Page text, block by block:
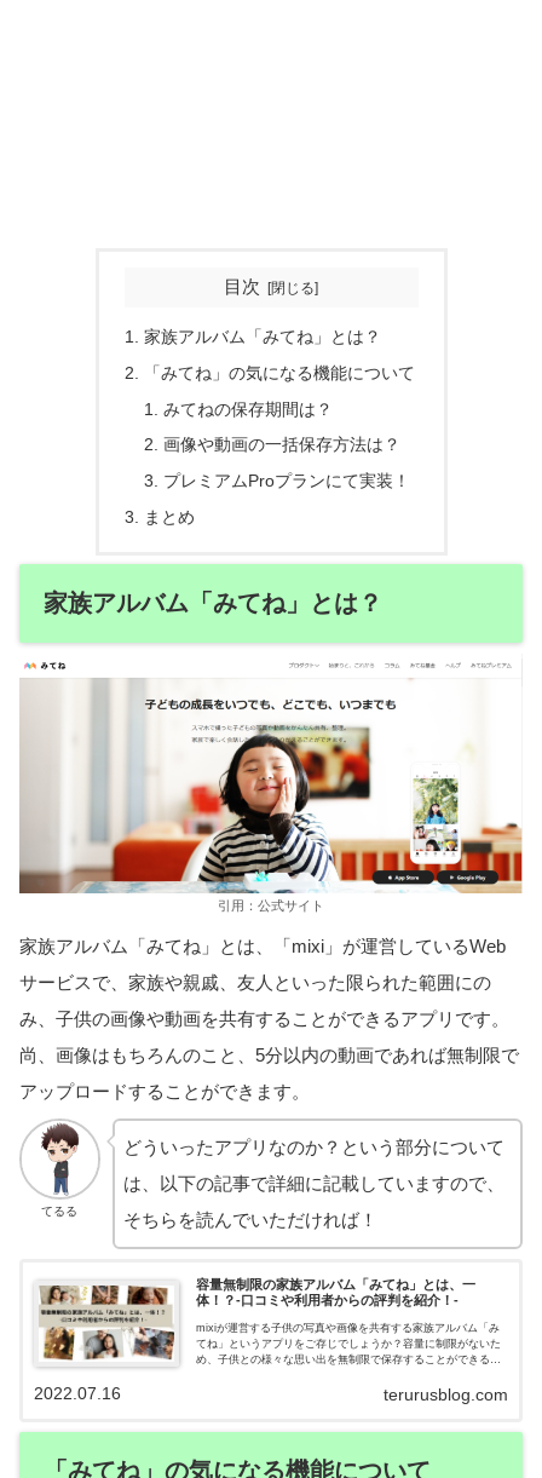
目次
家族アルバム「みてね」とは？
「みてね」の気になる機能について
みてねの保存期間は？
画像や動画の一括保存方法は？
プレミアムProプランにて実装！
まとめ
家族アルバム「みてね」とは？
引用：公式サイト
家族アルバム「みてね」とは、「mixi」が運営しているWeb
サービスで、家族や親戚、友人といった限られた範囲にの
み、子供の画像や動画を共有することができるアプリです。
尚、画像はもちろんのこと、5分以内の動画であれば無制限で
アップロードすることができます。
てるる
どういったアプリなのか？という部分について
は、以下の記事で詳細に記載していますので、
そちらを読んでいただければ！
容量無制限の家族アルバム「みてね」とは、一
体！？-口コミや利用者からの評判を紹介！-
mixiが運営する子供の写真や画像を共有する家族アルバム「み
てね」というアプリをご存じでしょうか？容量に制限がないた
め、子供との様々な思い出を無制限で保存することができると
は、この「みてね」にどのような機能が付いているのかを紹介
terurusblog.com
2022.07.16
「みてね」の気になる機能について